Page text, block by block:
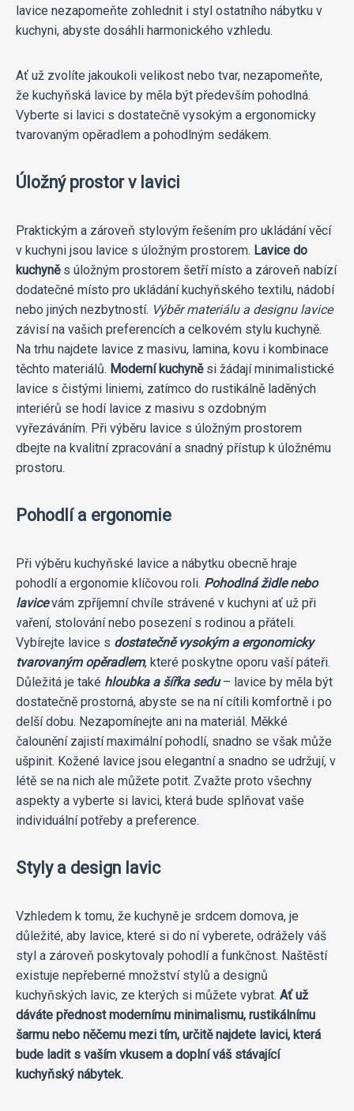
lavice nezapomeňte zohlednit i styl ostatního nábytku v
kuchyni, abyste dosáhli harmonického vzhledu.
Ať už zvolíte jakoukoli velikost nebo tvar, nezapomeňte,
že kuchyňská lavice by měla být především pohodlná.
Vyberte si lavici s dostatečně vysokým a ergonomicky
tvarovaným opěradlem a pohodlným sedákem.
Úložný prostor v lavici
Praktickým a zároveň stylovým řešením pro ukládání věcí
v kuchyni jsou lavice s úložným prostorem. Lavice do
kuchyněs úložným prostorem šetří místo a zároveň nabízí
dodatečné místo pro ukládání kuchyňského textilu, nádobí
nebo jiných nezbytností. Výběr materiálu a designu lavice
závisí na vašich preferencích a celkovém stylu kuchyně.
Na trhu najdete lavice z masivu, lamina, kovu i kombinace
těchto materiálů. Moderní kuchyněsi žádají minimalistické
lavice s čistými liniemi, zatímco do rustikálně laděných
interiérů se hodí lavice z masivu s ozdobným
vyřezáváním. Při výběru lavice s úložným prostorem
dbejte na kvalitní zpracování a snadný přístup k úložnému
prostoru.
Pohodlí a ergonomie
Při výběru kuchyňské lavice a nábytku obecně hraje
pohodlí a ergonomie klíčovou roli. Pohodlná židle nebo
lavicevám zpříjemní chvíle strávené v kuchyni ať už při
vaření, stolování nebo posezení s rodinou a přáteli.
Vybírejte lavice s dostatečně vysokým a ergonomicky
tvarovaným opěradlem, které poskytne oporu vaší páteři.
Důležitá je také hloubka a šířka sedu– lavice by měla být
dostatečně prostorná, abyste se na ní cítili komfortně i po
delší dobu. Nezapomínejte ani na materiál. Měkké
čalounění zajistí maximální pohodlí, snadno se však může
ušpinit. Kožené lavice jsou elegantní a snadno se udržují, v
létě se na nich ale můžete potit. Zvažte proto všechny
aspekty a vyberte si lavici, která bude splňovat vaše
individuální potřeby a preference.
Styly a design lavic
Vzhledem k tomu, že kuchyně je srdcem domova, je
důležité, aby lavice, které si do ní vyberete, odrážely váš
styl a zároveň poskytovaly pohodlí a funkčnost. Naštěstí
existuje nepřeberné množství stylů a designů
kuchyňských lavic, ze kterých si můžete vybrat. Ať už
dáváte přednost modernímu minimalismu, rustikálnímu
šarmu nebo něčemu mezi tím, určitě najdete lavici, která
bude ladit s vaším vkusem a doplní váš stávající
kuchyňský nábytek.